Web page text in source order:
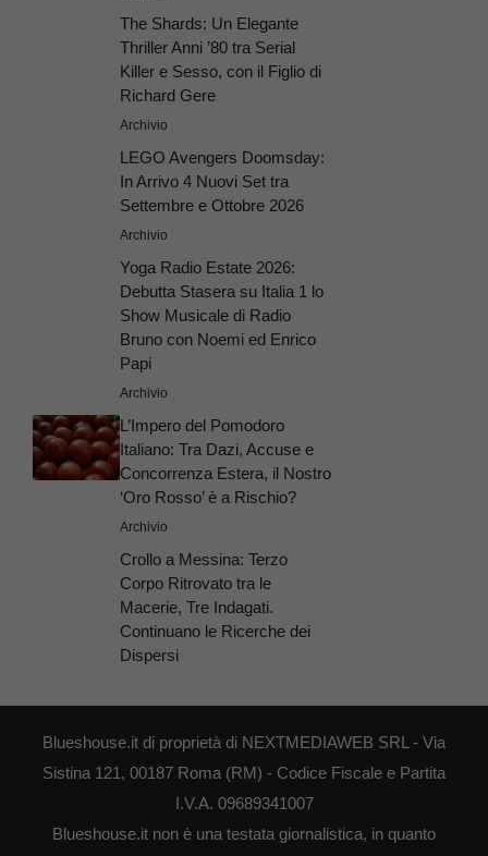
The Shards: Un Elegante
Thriller Anni ’80 tra Serial
Killer e Sesso, con il Figlio di
Richard Gere
Archivio
LEGO Avengers Doomsday:
In Arrivo 4 Nuovi Set tra
Settembre e Ottobre 2026
Archivio
Yoga Radio Estate 2026:
Debutta Stasera su Italia 1 lo
Show Musicale di Radio
Bruno con Noemi ed Enrico
Papi
Archivio
L’Impero del Pomodoro
Italiano: Tra Dazi, Accuse e
Concorrenza Estera, il Nostro
‘Oro Rosso’ è a Rischio?
Archivio
Crollo a Messina: Terzo
Corpo Ritrovato tra le
Macerie, Tre Indagati.
Continuano le Ricerche dei
Dispersi
Blueshouse.it di proprietà di NEXTMEDIAWEB SRL - Via
Sistina 121, 00187 Roma (RM) - Codice Fiscale e Partita
I.V.A. 09689341007
Blueshouse.it non è una testata giornalistica, in quanto